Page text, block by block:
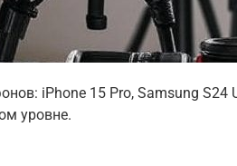
iPhone 15 Pro, Samsung S24
уровне.